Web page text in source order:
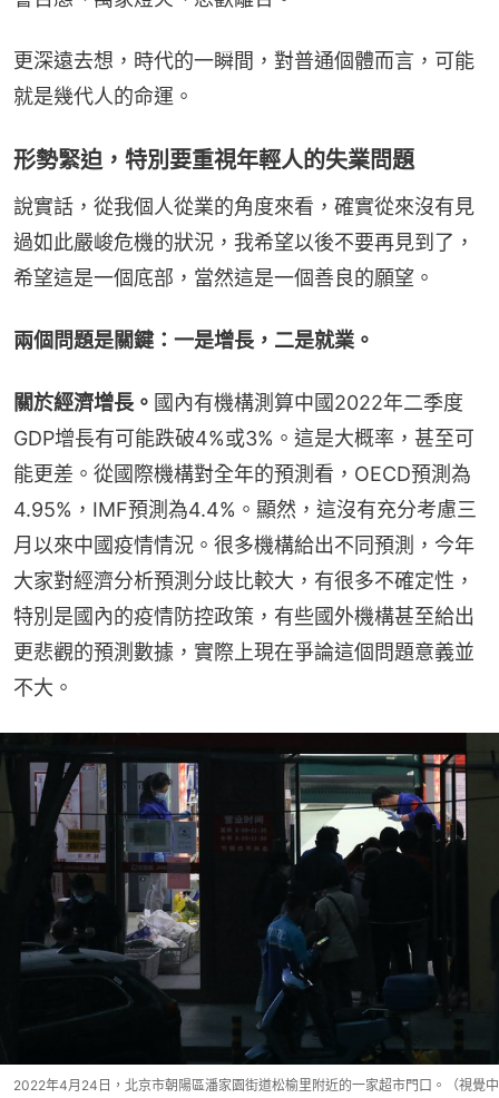
更深遠去想，時代的一瞬間，對普通個體而言，可能
就是幾代人的命運。
形勢緊迫，特別要重視年輕人的失業問題
說實話，從我個人從業的角度來看，確實從來沒有見
過如此嚴峻危機的狀況，我希望以後不要再見到了，
希望這是一個底部，當然這是一個善良的願望。
兩個問題是關鍵：一是增長，二是就業。
關於經濟增長。 國內有機構測算中國2022年二季度
GDP增長有可能跌破4%或3%。這是大概率，甚至可
能更差。從國際機構對全年的預測看，OECD預測為
4.95%，IMF預測為4.4%。顯然，這沒有充分考慮三
月以來中國疫情情況。很多機構給出不同預測，今年
大家對經濟分析預測分歧比較大，有很多不確定性，
特別是國內的疫情防控政策，有些國外機構甚至給出
更悲觀的預測數據，實際上現在爭論這個問題意義並
不大。
2022年4月24日，北京市朝陽區潘家園街道松榆里附近的一家超市門口。（視覺中